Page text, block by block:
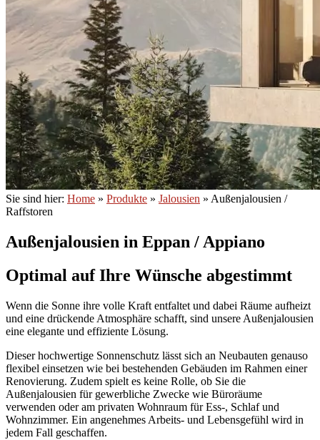
Sie sind hier: Home » Produkte » Jalousien » Außenjalousien /
Raffstoren
Außenjalousien in Eppan / Appiano
Optimal auf Ihre Wünsche abgestimmt
Wenn die Sonne ihre volle Kraft entfaltet und dabei Räume aufheizt
und eine drückende Atmosphäre schafft, sind unsere Außenjalousien
eine elegante und effiziente Lösung.
Dieser hochwertige Sonnenschutz lässt sich an Neubauten genauso
flexibel einsetzen wie bei bestehenden Gebäuden im Rahmen einer
Renovierung. Zudem spielt es keine Rolle, ob Sie die
Außenjalousien für gewerbliche Zwecke wie Büroräume
verwenden oder am privaten Wohnraum für Ess-, Schlaf und
Wohnzimmer. Ein angenehmes Arbeits- und Lebensgefühl wird in
jedem Fall geschaffen.